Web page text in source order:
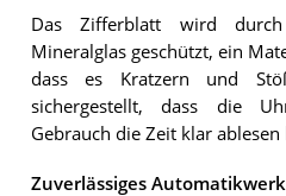
Das Zifferblatt wird durch
Mineralglas geschützt, ein
dass es Kratzern und
sichergestellt, dass die
Gebrauch die Zeit klar ablesen
Zuverlässiges